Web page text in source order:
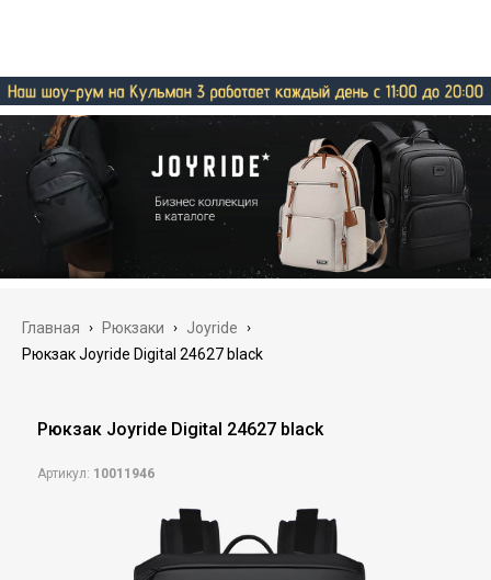
Главная › Рюкзаки › Joyride ›
Рюкзак Joyride Digital 24627 black
Рюкзак Joyride Digital 24627 black
Артикул: 10011946